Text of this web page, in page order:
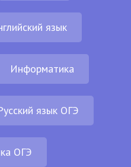
язык
Информатика
язык ОГЭ
ОГЭ